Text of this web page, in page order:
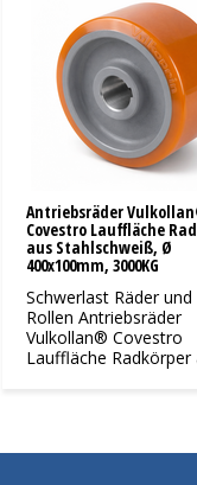
Antriebsräder
Covestro Lauffläche
aus Stahlschweiß, Ø
400x100mm, 3000KG
Schwerlast Räder und
Rollen Antriebsräder
Vulkollan® Covestro
Lauffläche Radkörper